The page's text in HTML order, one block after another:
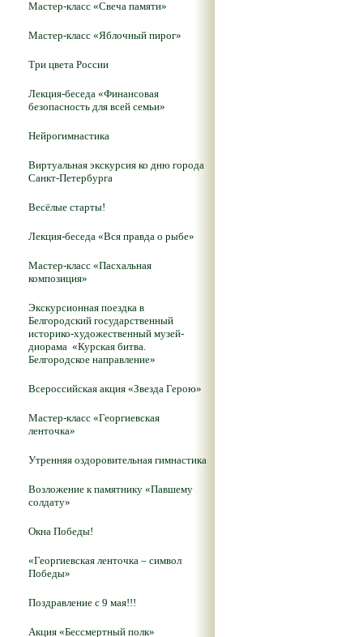
Мастер-класс «Свеча памяти»
Мастер-класс «Яблочный пирог»
Три цвета России
Лекция-беседа «Финансовая
безопасность для всей семьи»
Нейрогимнастика
Виртуальная экскурсия ко дню города
Санкт-Петербурга
Весёлые старты!
Лекция-беседа «Вся правда о рыбе»
Мастер-класс «Пасхальная
композиция»
Экскурсионная поездка в
Белгородский государственный
историко-художественный музей-
диорама «Курская битва.
Белгородское направление»
Всероссийская акция «Звезда Герою»
Мастер-класс «Георгиевская
ленточка»
Утренняя оздоровительная гимнастика
Возложение к памятнику «Павшему
солдату»
Окна Победы!
«Георгиевская ленточка – символ
Победы»
Поздравление с 9 мая!!!
Акция «Бессмертный полк»